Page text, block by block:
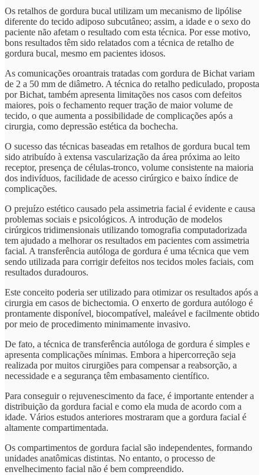
Os retalhos de gordura bucal utilizam um mecanismo de lipólise
diferente do tecido adiposo subcutâneo; assim, a idade e o sexo do
paciente não afetam o resultado com esta técnica. Por esse motivo,
bons resultados têm sido relatados com a técnica de retalho de
gordura bucal, mesmo em pacientes idosos.
As comunicações oroantrais tratadas com gordura de Bichat variam
de 2 a 50 mm de diâmetro. A técnica do retalho pediculado, proposta
por Bichat, também apresenta limitações nos casos com defeitos
maiores, pois o fechamento requer tração de maior volume de
tecido, o que aumenta a possibilidade de complicações após a
cirurgia, como depressão estética da bochecha.
O sucesso das técnicas baseadas em retalhos de gordura bucal tem
sido atribuído à extensa vascularização da área próxima ao leito
receptor, presença de células-tronco, volume consistente na maioria
dos indivíduos, facilidade de acesso cirúrgico e baixo índice de
complicações.
O prejuízo estético causado pela assimetria facial é evidente e causa
problemas sociais e psicológicos. A introdução de modelos
cirúrgicos tridimensionais utilizando tomografia computadorizada
tem ajudado a melhorar os resultados em pacientes com assimetria
facial. A transferência autóloga de gordura é uma técnica que vem
sendo utilizada para corrigir defeitos nos tecidos moles faciais, com
resultados duradouros.
Este conceito poderia ser utilizado para otimizar os resultados após a
cirurgia em casos de bichectomia. O enxerto de gordura autólogo é
prontamente disponível, biocompatível, maleável e facilmente obtido
por meio de procedimento minimamente invasivo.
De fato, a técnica de transferência autóloga de gordura é simples e
apresenta complicações mínimas. Embora a hipercorreção seja
realizada por muitos cirurgiões para compensar a reabsorção, a
necessidade e a segurança têm embasamento científico.
Para conseguir o rejuvenescimento da face, é importante entender a
distribuição da gordura facial e como ela muda de acordo com a
idade. Vários estudos anteriores mostraram que a gordura facial é
altamente compartimentada.
Os compartimentos de gordura facial são independentes, formando
unidades anatômicas distintas. No entanto, o processo de
envelhecimento facial não é bem compreendido.